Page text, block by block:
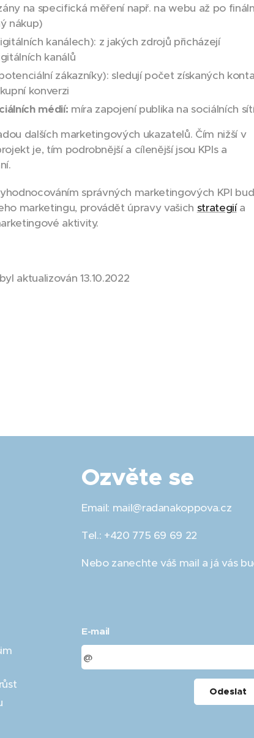
na specifická měření např. na webu až po
nákup)
kanálech): z jakých zdrojů přicházejí
kanálů
zákazníky): sledují počet získaných
konverzi
médií: míra zapojení publika na sociálních
dalších marketingových ukazatelů. Čím nižší v
je, tím podrobnější a cílenější jsou KPIs a
správných marketingových KPI
marketingu, provádět úpravy vašich strategiía
aktivity.
aktualizován 13.10.2022
Ozvěte se
Email: mail@radanakoppova.cz
Tel.: +420 775 69 69 22
Nebo zanechte váš mail a já vás
E-mail
Odeslat